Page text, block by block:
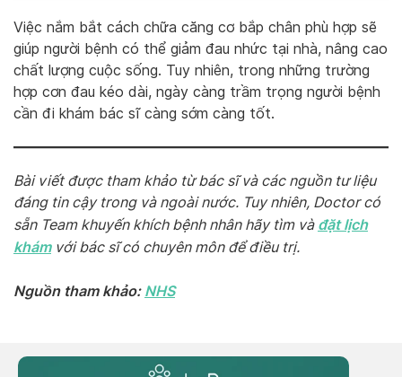
Việc nắm bắt cách chữa căng cơ bắp chân phù hợp sẽ
giúp người bệnh có thể giảm đau nhức tại nhà, nâng cao
chất lượng cuộc sống. Tuy nhiên, trong những trường
hợp cơn đau kéo dài, ngày càng trầm trọng người bệnh
cần đi khám bác sĩ càng sớm càng tốt.
Bài viết được tham khảo từ bác sĩ và các nguồn tư liệu
đáng tin cậy trong và ngoài nước. Tuy nhiên, Doctor có
sẵn Team khuyến khích bệnh nhân hãy tìm và đặt lịch
khámvới bác sĩ có chuyên môn để điều trị.
Nguồn tham khảo: NHS